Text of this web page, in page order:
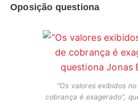
Oposição questiona
“Os valores exibidos
cobrança é exagerado”,